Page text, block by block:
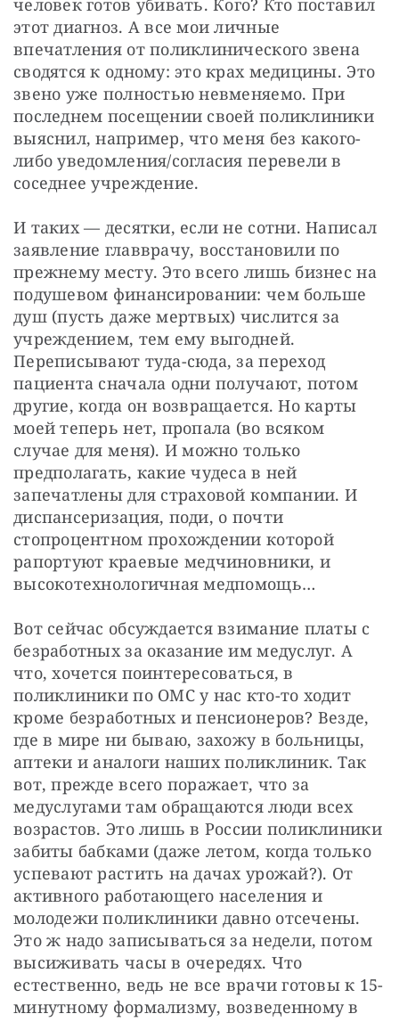
этот диагноз. А все мои личные
впечатления от поликлинического звена
сводятся к одному: это крах медицины. Это
звено уже полностью невменяемо. При
последнем посещении своей поликлиники
выяснил, например, что меня без какого-
либо уведомления/согласия перевели в
соседнее учреждение.
И таких — десятки, если не сотни. Написал
заявление главврачу, восстановили по
прежнему месту. Это всего лишь бизнес на
подушевом финансировании: чем больше
душ (пусть даже мертвых) числится за
учреждением, тем ему выгодней.
Переписывают туда-сюда, за переход
пациента сначала одни получают, потом
другие, когда он возвращается. Но карты
моей теперь нет, пропала (во всяком
случае для меня). И можно только
предполагать, какие чудеса в ней
запечатлены для страховой компании. И
диспансеризация, поди, о почти
стопроцентном прохождении которой
рапортуют краевые медчиновники, и
высокотехнологичная медпомощь…
Вот сейчас обсуждается взимание платы с
безработных за оказание им медуслуг. А
что, хочется поинтересоваться, в
поликлиники по ОМС у нас кто-то ходит
кроме безработных и пенсионеров? Везде,
где в мире ни бываю, захожу в больницы,
аптеки и аналоги наших поликлиник. Так
вот, прежде всего поражает, что за
медуслугами там обращаются люди всех
возрастов. Это лишь в России поликлиники
забиты бабками (даже летом, когда только
успевают растить на дачах урожай?). От
активного работающего населения и
молодежи поликлиники давно отсечены.
Это ж надо записываться за недели, потом
высиживать часы в очередях. Что
естественно, ведь не все врачи готовы к 15-
минутному формализму, возведенному в